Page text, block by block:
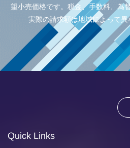
望小売価格です。税金、手数料、為
実際の請求額は地域によって
Quick Links